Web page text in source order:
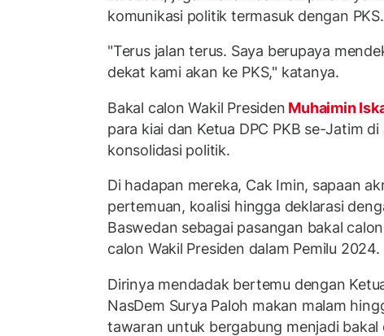
komunikasi politik termasuk dengan PKS.
"Terus jalan terus. Saya berupaya
dekat kami akan ke PKS," katanya.
Bakal calon Wakil Presiden Muhaimin
para kiai dan Ketua DPC PKB se-Jatim
konsolidasi politik.
Di hadapan mereka, Cak Imin, sapaan
pertemuan, koalisi hingga deklarasi
Baswedan sebagai pasangan bakal
calon Wakil Presiden dalam Pemilu 2024.
Dirinya mendadak bertemu dengan
NasDem Surya Paloh makan malam
tawaran untuk bergabung menjadi bakal